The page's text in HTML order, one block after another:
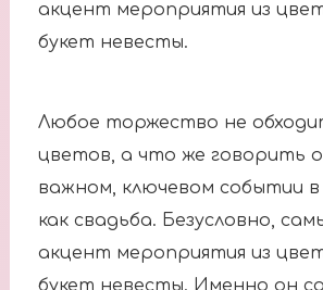
акцент мероприятия из
букет невесты.
Любое торжество не
цветов, а что же говорить
важном, ключевом событии
как свадьба. Безусловно,
акцент мероприятия из
букет невесты. Именно он